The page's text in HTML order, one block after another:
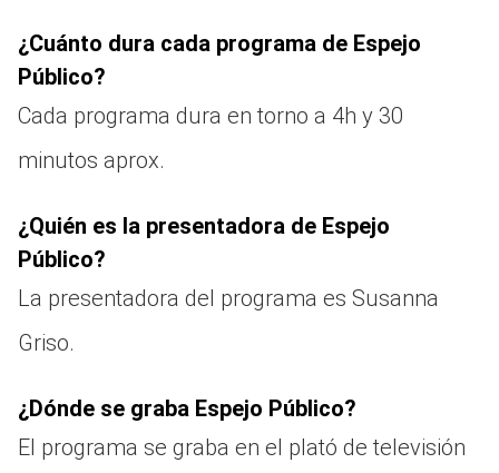
¿Cuánto dura cada programa de Espejo
Público?
Cada programa dura en torno a 4h y 30
minutos aprox.
¿Quién es la presentadora de Espejo
Público?
La presentadora del programa es Susanna
Griso.
¿Dónde se graba Espejo Público?
El programa se graba en el plató de televisión